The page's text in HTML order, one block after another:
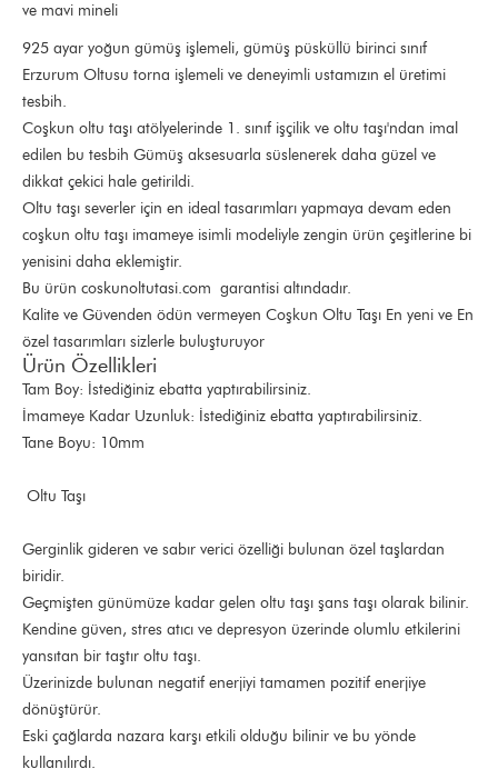
ve mavi mineli
925 ayar yoğun gümüş işlemeli, gümüş püsküllü birinci sınıf
Erzurum Oltusu torna işlemeli ve deneyimli ustamızın el üretimi
tesbih.
Coşkun oltu taşı atölyelerinde 1. sınıf işçilik ve oltu taşı'ndan imal
edilen bu tesbih Gümüş aksesuarla süslenerek daha güzel ve
dikkat çekici hale getirildi.
Oltu taşı severler için en ideal tasarımları yapmaya devam eden
coşkun oltu taşı imameye isimli modeliyle zengin ürün çeşitlerine bi
yenisini daha eklemiştir.
Bu ürün coskunoltutasi.com garantisi altındadır.
Kalite ve Güvenden ödün vermeyen Coşkun Oltu Taşı En yeni ve En
özel tasarımları sizlerle buluşturuyor
Ürün Özellikleri
Tam Boy: İstediğiniz ebatta yaptırabilirsiniz.
İmameye Kadar Uzunluk: İstediğiniz ebatta yaptırabilirsiniz.
Tane Boyu: 10mm
Oltu Taşı
Gerginlik gideren ve sabır verici özelliği bulunan özel taşlardan
biridir.
Geçmişten günümüze kadar gelen oltu taşı şans taşı olarak bilinir.
Kendine güven, stres atıcı ve depresyon üzerinde olumlu etkilerini
yansıtan bir taştır oltu taşı.
Üzerinizde bulunan negatif enerjiyi tamamen pozitif enerjiye
dönüştürür.
Eski çağlarda nazara karşı etkili olduğu bilinir ve bu yönde
kullanılırdı.